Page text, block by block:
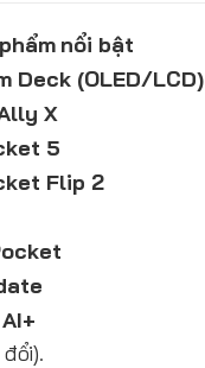
nổi bật
Deck (OLED/LCD)
X
5
Flip 2